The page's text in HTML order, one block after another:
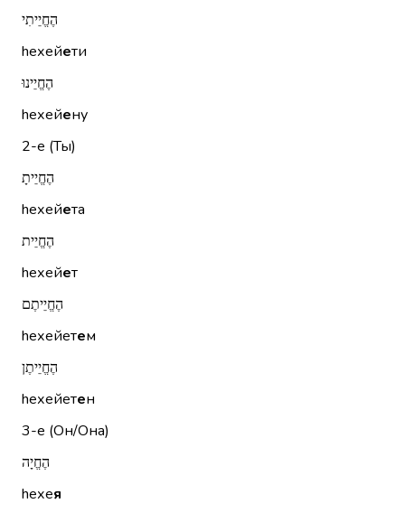
הֶחֱיֵיתִי
hехейети
הֶחֱיֵינוּ
hехейену
2-е (Ты)
הֶחֱיֵיתָ
hехейета
הֶחֱיֵית
hехейет
הֶחֱיֵיתֶם
hехейетем
הֶחֱיֵיתֶן
hехейетен
3-е (Он/Она)
הֶחֱיָה
hехея